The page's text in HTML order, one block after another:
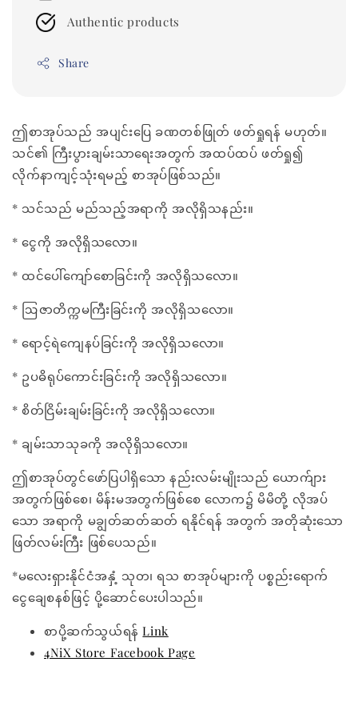
Authentic products
Share
ဤစာအုပ်သည် အပျင်းပြေ ခဏတစ်ဖြုတ် ဖတ်ရှုရန် မဟုတ်။
သင်၏ ကြီးပွားချမ်းသာရေးအတွက် အထပ်ထပ် ဖတ်ရှု၍
လိုက်နာကျင့်သုံးရမည့် စာအုပ်ဖြစ်သည်။
* သင်သည် မည်သည့်အရာကို အလိုရှိသနည်း။
* ငွေကို အလိုရှိသလော။
* ထင်ပေါ်ကျော်စောခြင်းကို အလိုရှိသလော။
* ဩဇာတိက္ကမကြီးခြင်းကို အလိုရှိသလော။
* ရောင့်ရဲကျေနပ်ခြင်းကို အလိုရှိသလော။
* ဥပဓိရုပ်ကောင်းခြင်းကို အလိုရှိသလော။
* စိတ်ငြိမ်းချမ်းခြင်းကို အလိုရှိသလော။
* ချမ်းသာသုခကို အလိုရှိသလော။
ဤစာအုပ်တွင်ဖော်ပြပါရှိသော နည်းလမ်းမျိုးသည် ယောက်ျား
အတွက်ဖြစ်စေ၊ မိန်းမအတွက်ဖြစ်စေ လောက၌ မိမိတို့ လိုအပ်
သော အရာကို မချွတ်ဆတ်ဆတ် ရနိုင်ရန် အတွက် အတိုဆုံးသော
ဖြတ်လမ်းကြီး ဖြစ်ပေသည်။
*မလေးရှားနိုင်ငံအနှံ့ သုတ၊ ရသ စာအုပ်များကို ပစ္စည်းရောက်
ငွေချေစနစ်ဖြင့် ပို့ဆောင်ပေးပါသည်။
စာပို့ဆက်သွယ်ရန်Link
4NiX Store Facebook Page